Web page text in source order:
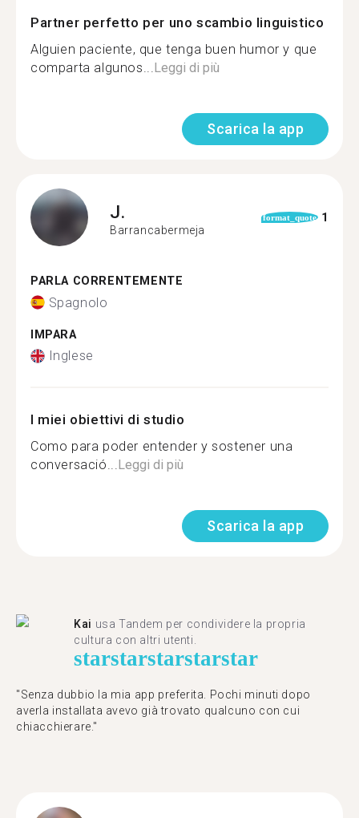
Partner perfetto per uno scambio linguistico
Alguien paciente, que tenga buen humor y que
comparta algunos...Leggi di più
Scarica la app
J.
Barrancabermeja
format_quote 1
PARLA CORRENTEMENTE
Spagnolo
IMPARA
Inglese
I miei obiettivi di studio
Como para poder entender y sostener una
conversació...Leggi di più
Scarica la app
Kai usa Tandem per condividere la propria
cultura con altri utenti.
starstarstarstarstar
"Senza dubbio la mia app preferita. Pochi minuti dopo
averla installata avevo già trovato qualcuno con cui
chiacchierare."